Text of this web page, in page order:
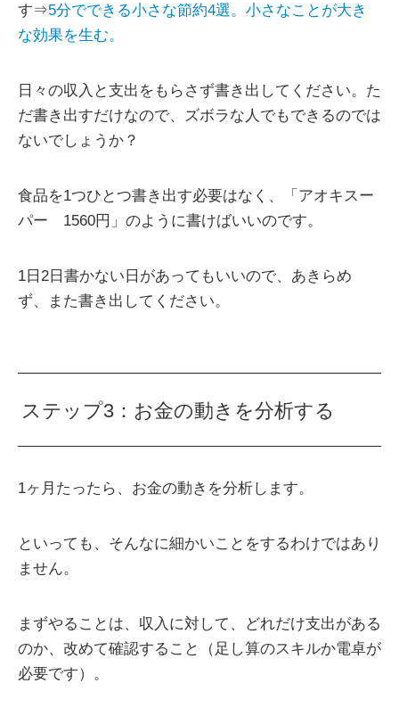
す⇒5分でできる小さな節約4選。小さなことが大き
な効果を生む。
日々の収入と支出をもらさず書き出してください。た
だ書き出すだけなので、ズボラな人でもできるのでは
ないでしょうか？
食品を1つひとつ書き出す必要はなく、「アオキスー
パー 1560円」のように書けばいいのです。
1日2日書かない日があってもいいので、あきらめ
ず、また書き出してください。
ステップ3：お金の動きを分析する
1ヶ月たったら、お金の動きを分析します。
といっても、そんなに細かいことをするわけではあり
ません。
まずやることは、収入に対して、どれだけ支出がある
のか、改めて確認すること（足し算のスキルか電卓が
必要です）。